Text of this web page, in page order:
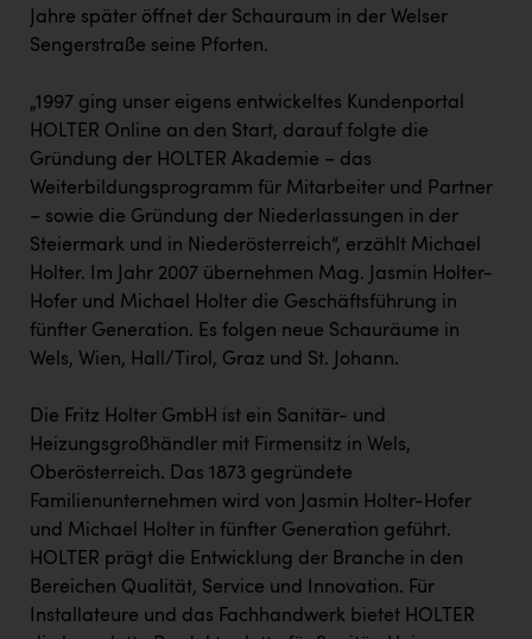
Jahre später öffnet der Schauraum in der Welser
Sengerstraße seine Pforten.
„1997 ging unser eigens entwickeltes Kundenportal
HOLTER Online an den Start, darauf folgte die
Gründung der HOLTER Akademie – das
Weiterbildungsprogramm für Mitarbeiter und Partner
– sowie die Gründung der Niederlassungen in der
Steiermark und in Niederösterreich“, erzählt Michael
Holter. Im Jahr 2007 übernehmen Mag. Jasmin Holter-
Hofer und Michael Holter die Geschäftsführung in
fünfter Generation. Es folgen neue Schauräume in
Wels, Wien, Hall/Tirol, Graz und St. Johann.
Die Fritz Holter GmbH ist ein Sanitär- und
Heizungsgroßhändler mit Firmensitz in Wels,
Oberösterreich. Das 1873 gegründete
Familienunternehmen wird von Jasmin Holter-Hofer
und Michael Holter in fünfter Generation geführt.
HOLTER prägt die Entwicklung der Branche in den
Bereichen Qualität, Service und Innovation. Für
Installateure und das Fachhandwerk bietet HOLTER